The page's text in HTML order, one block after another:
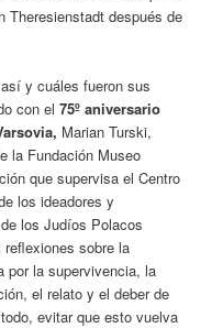
Theresienstadt después de
y cuáles fueron sus
con el75º aniversario
Marian Turski,
la Fundación Museo
que supervisa el Centro
los ideadores y
los Judíos Polacos
sobre la
por la supervivencia, la
el relato y el deber de
evitar que esto vuelva